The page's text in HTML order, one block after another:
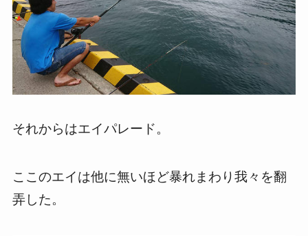
それからはエイパレード。
ここのエイは他に無いほど暴れまわり我々を翻
弄した。